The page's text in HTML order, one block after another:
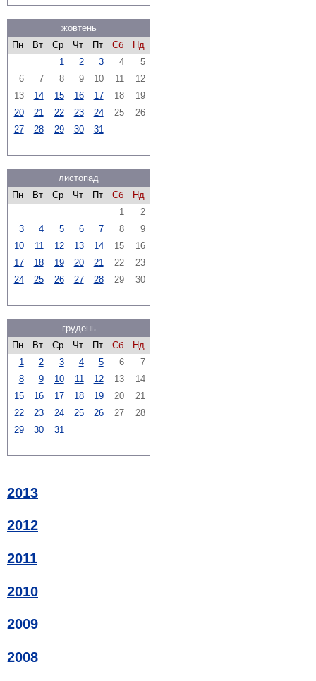
жовтень
Пн
Вт Ср Чт Пт Сб
Нд
1
2 3 4
5
6
7 8 9 10 11
12
13
14 15 16 17 18
19
20
21 22 23 24 25
26
27
28 29 30 31
листопад
Пн
Вт Ср Чт Пт Сб
Нд
1
2
3
4 5 6 7 8
9
10
11 12 13 14 15
16
17
18 19 20 21 22
23
24
25 26 27 28 29 30
грудень
Пн
Вт Ср Чт Пт Сб
Нд
1
2 3 4 5 6
7
8
9 10 11 12 13
14
15
16 17 18 19 20
21
22
23 24 25 26 27
28
29
30 31
2013
2012
2011
2010
2009
2008